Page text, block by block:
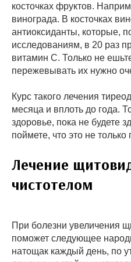
косточках фруктов.
винограда. В косточках
антиоксиданты, которые,
исследованиям, в 20 раз
витамин С. Только не
пережевывать их нужно
Курс такого лечения
месяца и вплоть до года.
здоровье, пока не будете
поймете, что это не только
Лечение
чистотелом
При болезни увеличения
поможет следующее
натощак каждый день, по